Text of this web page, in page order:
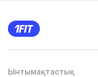
Ынтымақтастық